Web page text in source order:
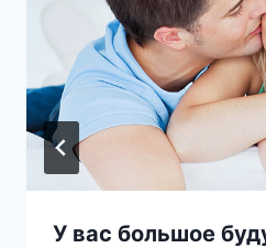
У вас большое